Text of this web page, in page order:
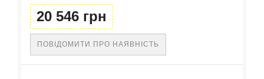
20 546 грн
ПОВІДОМИТИ ПРО НАЯВНІСТЬ